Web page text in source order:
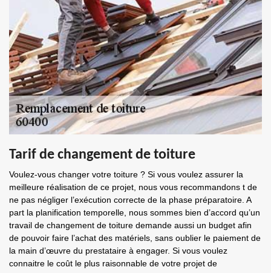
Tarif de changement de toiture
Voulez-vous changer votre toiture ? Si vous voulez assurer la
meilleure réalisation de ce projet, nous vous recommandons t de
ne pas négliger l’exécution correcte de la phase préparatoire. A
part la planification temporelle, nous sommes bien d’accord qu’un
travail de changement de toiture demande aussi un budget afin
de pouvoir faire l’achat des matériels, sans oublier le paiement de
la main d’œuvre du prestataire à engager. Si vous voulez
connaitre le coût le plus raisonnable de votre projet de